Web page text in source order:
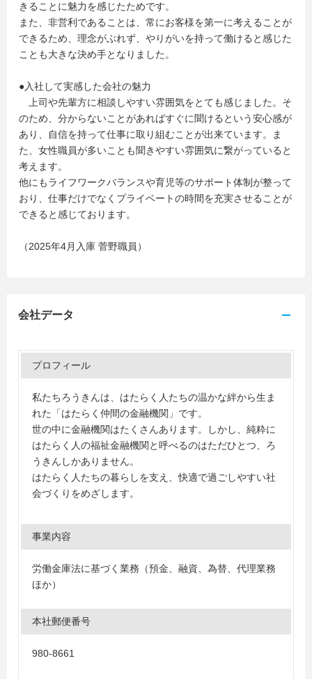
きることに魅力を感じたためです。
また、非営利であることは、常にお客様を第一に考えることが
できるため、理念がぶれず、やりがいを持って働けると感じた
ことも大きな決め手となりました。
●入社して実感した会社の魅力
上司や先輩方に相談しやすい雰囲気をとても感じました。そ
のため、分からないことがあればすぐに聞けるという安心感が
あり、自信を持って仕事に取り組むことが出来ています。ま
た、女性職員が多いことも聞きやすい雰囲気に繋がっていると
考えます。
他にもライフワークバランスや育児等のサポート体制が整って
おり、仕事だけでなくプライベートの時間を充実させることが
できると感じております。
（2025年4月入庫 菅野職員）
会社データ
プロフィール
私たちろうきんは、はたらく人たちの温かな絆から生ま
れた「はたらく仲間の金融機関」です。
世の中に金融機関はたくさんあります。しかし、純粋に
はたらく人の福祉金融機関と呼べるのはただひとつ、ろ
うきんしかありません。
はたらく人たちの暮らしを支え、快適で過ごしやすい社
会づくりをめざします。
事業内容
労働金庫法に基づく業務（預金、融資、為替、代理業務
ほか）
本社郵便番号
980-8661